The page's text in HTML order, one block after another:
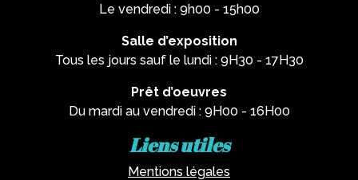
Le vendredi : 9h00 - 15h00
Salle d’exposition
Tous les jours sauf le lundi : 9H30 - 17H30
Prêt d’oeuvres
Du mardi au vendredi : 9H00 - 16H00
Liens utiles
Mentions légales